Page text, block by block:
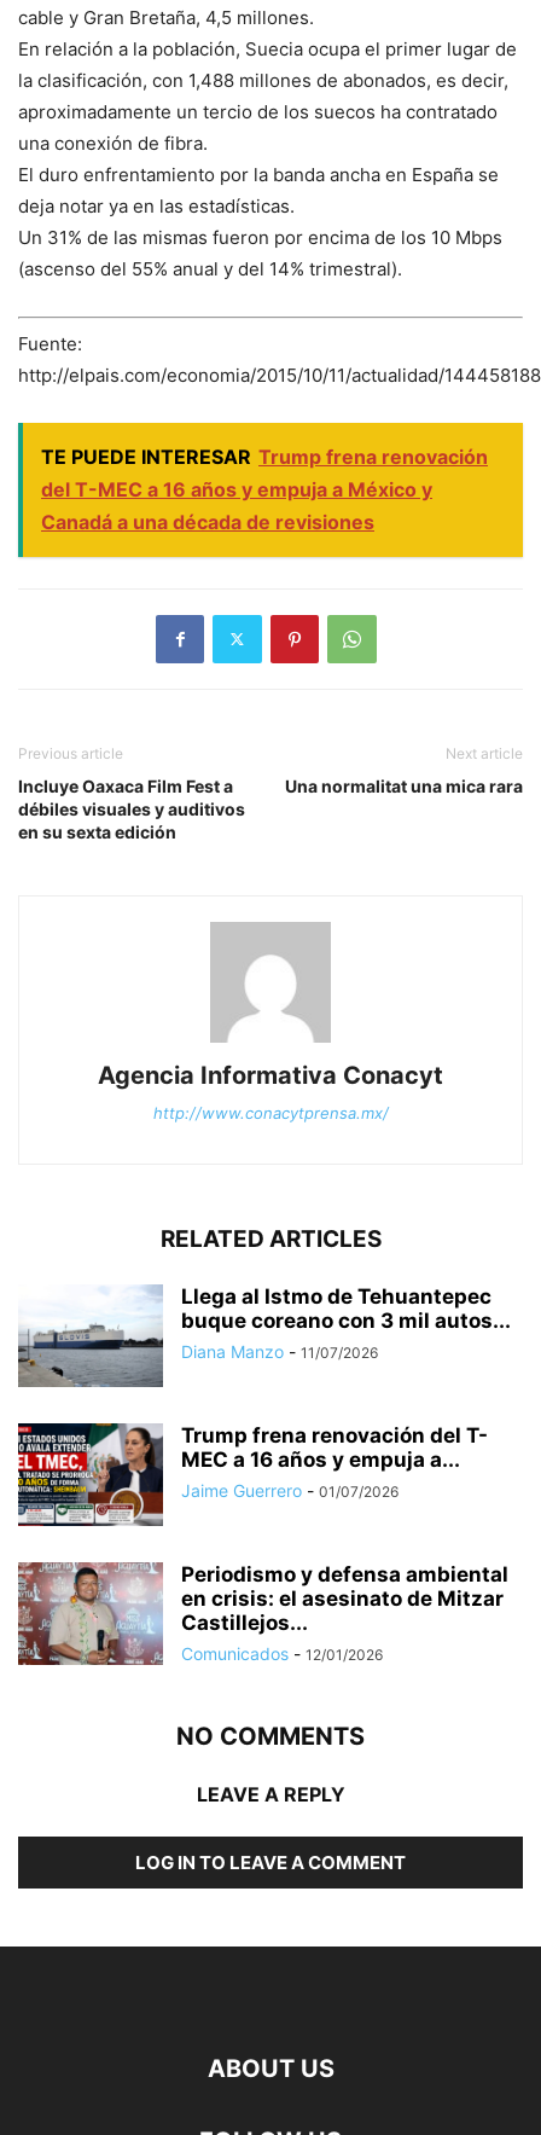
cable y Gran Bretaña, 4,5 millones.
En relación a la población, Suecia ocupa el primer lugar de
la clasificación, con 1,488 millones de abonados, es decir,
aproximadamente un tercio de los suecos ha contratado
una conexión de fibra.
El duro enfrentamiento por la banda ancha en España se
deja notar ya en las estadísticas.
Un 31% de las mismas fueron por encima de los 10 Mbps
(ascenso del 55% anual y del 14% trimestral).
Fuente:
http://elpais.com/economia/2015/10/11/actualidad/
TE PUEDE INTERESAR Trump frena renovación
del T-MEC a 16 años y empuja a México y
Canadá a una década de revisiones
Previous article
Incluye Oaxaca Film Fest a
débiles visuales y auditivos
en su sexta edición
Next article
Una normalitat una mica rara
Agencia Informativa Conacyt
http://www.conacytprensa.mx/
RELATED ARTICLES
Llega al Istmo de Tehuantepec
buque coreano con 3 mil autos...
Diana Manzo - 11/07/2026
Trump frena renovación del T-
MEC a 16 años y empuja a...
Jaime Guerrero - 01/07/2026
Periodismo y defensa ambiental
en crisis: el asesinato de Mitzar
Castillejos...
Comunicados - 12/01/2026
NO COMMENTS
LEAVE A REPLY
LOG IN TO LEAVE A COMMENT
ABOUT US